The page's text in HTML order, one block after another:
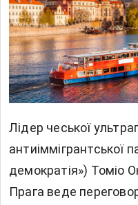
Лідер чеської
антиіммігрантської
демократія») Томіо
Прага веде